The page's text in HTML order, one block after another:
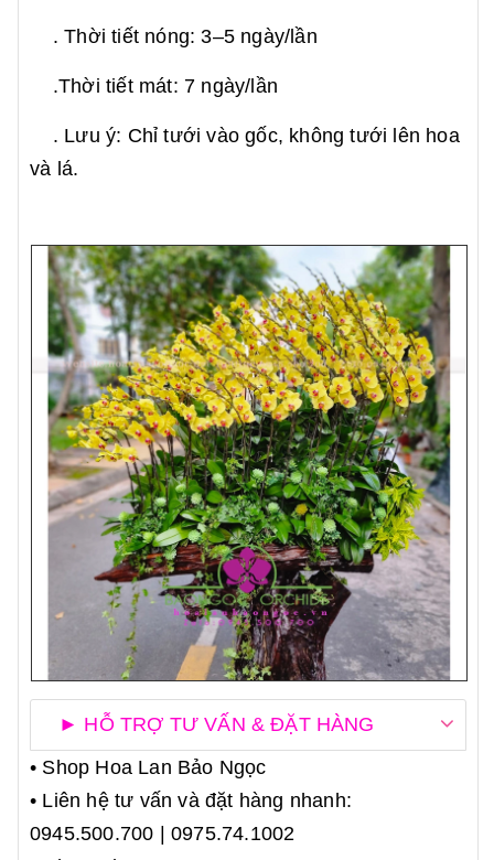
. Thời tiết nóng: 3–5 ngày/lần
.Thời tiết mát: 7 ngày/lần
. Lưu ý: Chỉ tưới vào gốc, không tưới lên hoa
và lá.
► HỖ TRỢ TƯ VẤN & ĐẶT HÀNG
• Shop Hoa Lan Bảo Ngọc
• Liên hệ tư vấn và đặt hàng nhanh:
0945.500.700 | 0975.74.1002